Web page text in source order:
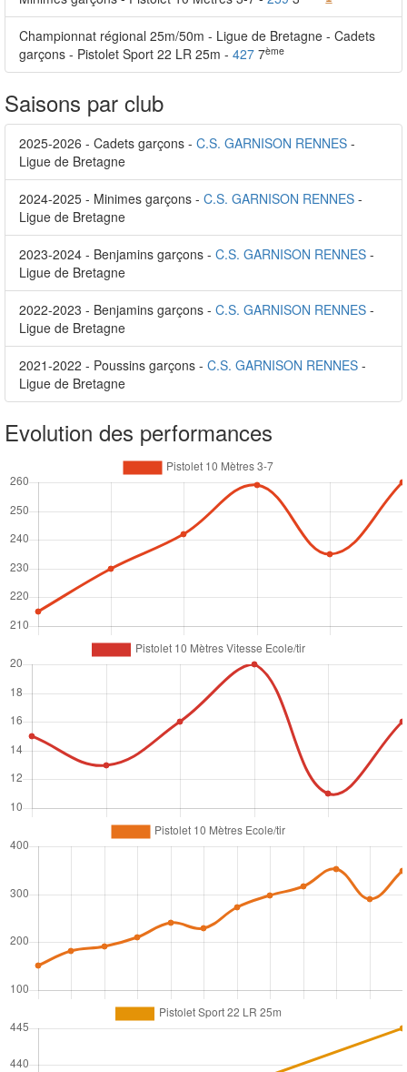
Championnat régional 25m/50m - Ligue de Bretagne - Cadets
garçons - Pistolet Sport 22 LR 25m - 427 7ème
Saisons par club
2025-2026 - Cadets garçons - C.S. GARNISON RENNES -
Ligue de Bretagne
2024-2025 - Minimes garçons - C.S. GARNISON RENNES -
Ligue de Bretagne
2023-2024 - Benjamins garçons - C.S. GARNISON RENNES -
Ligue de Bretagne
2022-2023 - Benjamins garçons - C.S. GARNISON RENNES -
Ligue de Bretagne
2021-2022 - Poussins garçons - C.S. GARNISON RENNES -
Ligue de Bretagne
Evolution des performances